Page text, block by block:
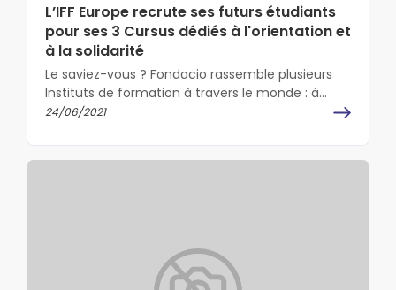
L’IFF Europe recrute ses futurs étudiants
pour ses 3 Cursus dédiés à l'orientation et
à la solidarité
Le saviez-vous ? Fondacio rassemble plusieurs
Instituts de formation à travers le monde : à
Angers, l’IFF Europe forme depuis…
24/06/2021